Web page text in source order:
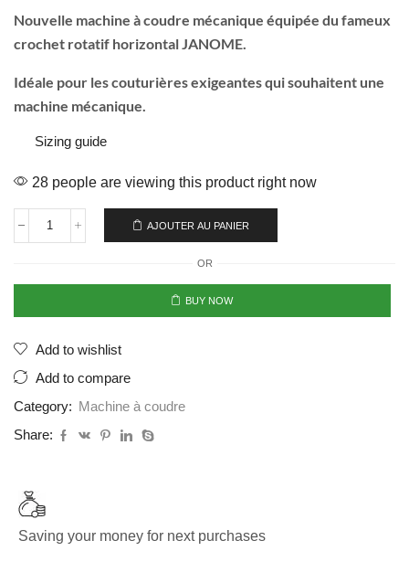
Nouvelle machine à coudre mécanique équipée du fameux
crochet rotatif horizontal JANOME.
Idéale pour les couturières exigeantes qui souhaitent une
machine mécanique.
Sizing guide
28 people are viewing this product right now
AJOUTER AU PANIER
OR
BUY NOW
Add to wishlist
Add to compare
Category:
Machine à coudre
Share:
Saving your money for next purchases